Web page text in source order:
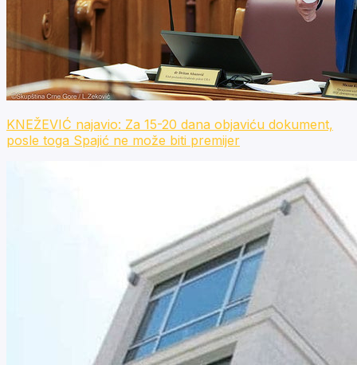
KNEŽEVIĆ najavio: Za 15-20 dana objaviću dokument,
posle toga Spajić ne može biti premijer